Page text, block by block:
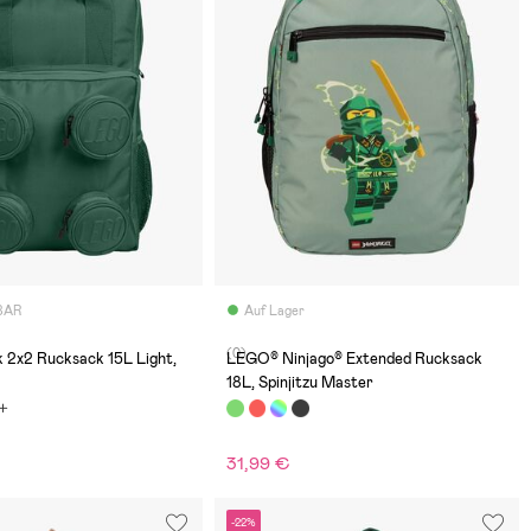
2x2 Rucksack 15L Light,
Auf Lager
(0)
LEGO® Ninjago® Extended Rucksack
18L, Spinjitzu Master
31,99 €
-22%